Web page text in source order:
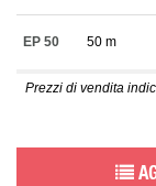
EP 50 50 m
Prezzi di vendita